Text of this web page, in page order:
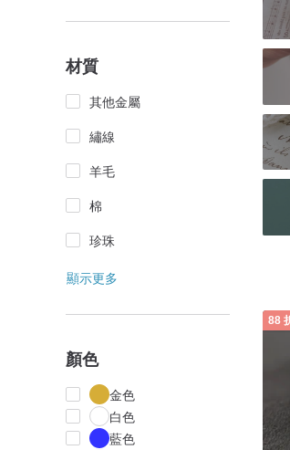
材質
其他金屬
繡線
羊毛
棉
珍珠
顯示更多
顏色
金色
白色
藍色
88